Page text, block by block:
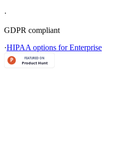
·
GDPR compliant
·HIPAA options for Enterprise